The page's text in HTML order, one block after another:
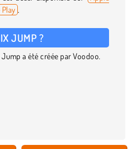
.
JUMP ?
a été créée par Voodoo.